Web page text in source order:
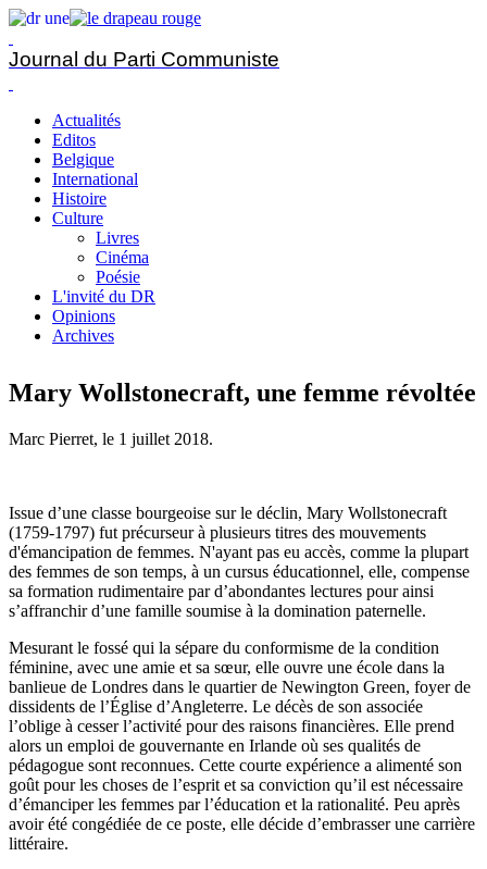
Journal du Parti Communiste
Actualités
Editos
Belgique
International
Histoire
Culture
Livres
Cinéma
Poésie
L'invité du DR
Opinions
Archives
Mary Wollstonecraft, une femme révoltée
Marc Pierret, le 1 juillet 2018.
Issue d’une classe bourgeoise sur le déclin, Mary Wollstonecraft
(1759-1797) fut précurseur à plusieurs titres des mouvements
d'émancipation de femmes. N'ayant pas eu accès, comme la plupart
des femmes de son temps, à un cursus éducationnel, elle, compense
sa formation rudimentaire par d’abondantes lectures pour ainsi
s’affranchir d’une famille soumise à la domination paternelle.
Mesurant le fossé qui la sépare du conformisme de la condition
féminine, avec une amie et sa sœur, elle ouvre une école dans la
banlieue de Londres dans le quartier de Newington Green, foyer de
dissidents de l’Église d’Angleterre. Le décès de son associée
l’oblige à cesser l’activité pour des raisons financières. Elle prend
alors un emploi de gouvernante en Irlande où ses qualités de
pédagogue sont reconnues. Cette courte expérience a alimenté son
goût pour les choses de l’esprit et sa conviction qu’il est nécessaire
d’émanciper les femmes par l’éducation et la rationalité. Peu après
avoir été congédiée de ce poste, elle décide d’embrasser une carrière
littéraire.